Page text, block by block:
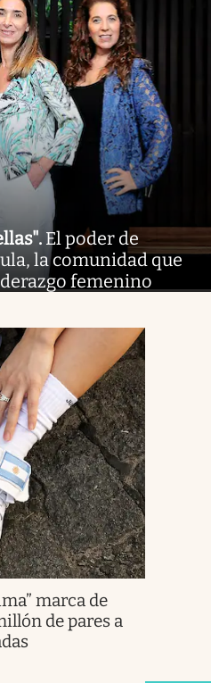
. El poder de
la comunidad que
femenino
marca de
de pares a